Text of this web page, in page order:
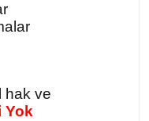
hak ve
Yok